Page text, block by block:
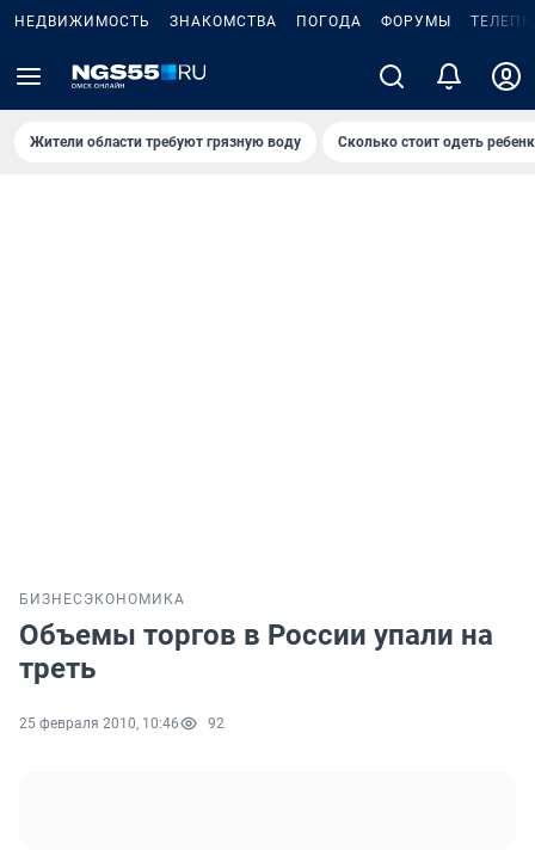
НЕДВИЖИМОСТЬ ЗНАКОМСТВА ПОГОДА ФОРУМЫ
Жители области требуют грязную воду Сколько стоит одеть
БИЗНЕС ЭКОНОМИКА
Объемы торгов в России упали на
треть
25 февраля 2010, 10:46 92